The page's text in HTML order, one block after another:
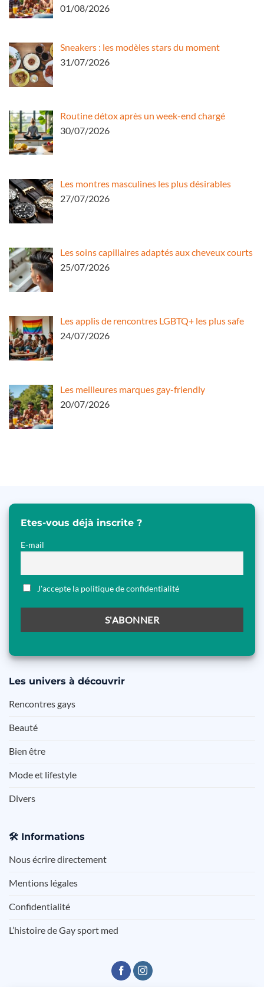
01/08/2026
Sneakers : les modèles stars du moment
31/07/2026
Routine détox après un week-end chargé
30/07/2026
Les montres masculines les plus désirables
27/07/2026
Les soins capillaires adaptés aux cheveux courts
25/07/2026
Les applis de rencontres LGBTQ+ les plus safe
24/07/2026
Les meilleures marques gay-friendly
20/07/2026
Etes-vous déjà inscrite ?
E-mail
J'accepte la politique de confidentialité
Les univers à découvrir
Rencontres gays
Beauté
Bien être
Mode et lifestyle
Divers
🛠️ Informations
Nous écrire directement
Mentions légales
Confidentialité
L’histoire de Gay sport med